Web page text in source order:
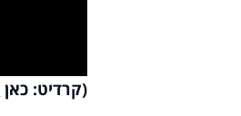
(קרדיט: כאן